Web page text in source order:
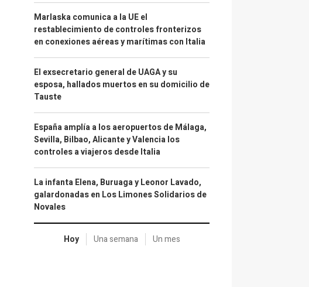
Marlaska comunica a la UE el
restablecimiento de controles fronterizos
en conexiones aéreas y marítimas con Italia
El exsecretario general de UAGA y su
esposa, hallados muertos en su domicilio de
Tauste
España amplía a los aeropuertos de Málaga,
Sevilla, Bilbao, Alicante y Valencia los
controles a viajeros desde Italia
La infanta Elena, Buruaga y Leonor Lavado,
galardonadas en Los Limones Solidarios de
Novales
Hoy Una semana Un mes